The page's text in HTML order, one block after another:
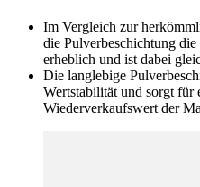
Im Vergleich zur
die Pulverbeschichtung
erheblich und ist dabei
Die langlebige
Wertstabilität und sorgt für
Wiederverkaufswert der